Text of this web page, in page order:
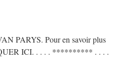
PARYS. Pour en savoir plus
ICI. . . . . ********** . . . .